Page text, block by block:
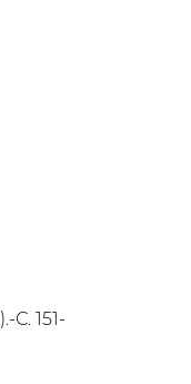
151-